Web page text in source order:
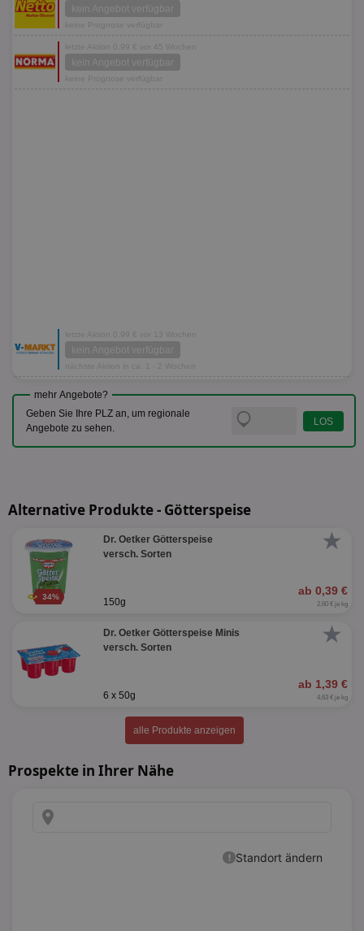
kein Angebot verfügbar
keine Prognose verfügbar
letzte Aktion 0,99 € vor 45 Wochen
kein Angebot verfügbar
keine Prognose verfügbar
letzte Aktion 0,99 € vor 13 Wochen
kein Angebot verfügbar
nächste Aktion in ca. 1 - 2 Wochen
mehr Angebote?
Geben Sie Ihre PLZ an, um regionale
Angebote zu sehen.
Alternative Produkte - Götterspeise
★
34%
Dr. Oetker Götterspeise
versch. Sorten
ab 0,39 €
150g 2,60 € je kg
★
Dr. Oetker Götterspeise Minis
versch. Sorten
ab 1,39 €
6 x 50g 4,63 € je kg
alle Produkte anzeigen
Prospekte in Ihrer Nähe